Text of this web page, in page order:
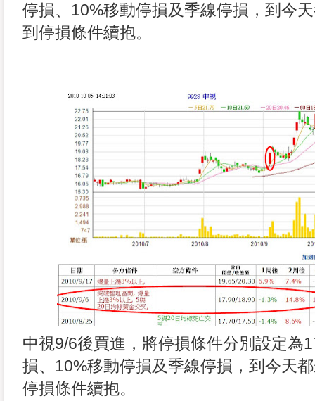
停損、10%移動停損及季線停損，到今
到停損條件續抱。
中視9/6後買進，將停損條件分別設定為
損、10%移動停損及季線停損，到今天
停損條件續抱。